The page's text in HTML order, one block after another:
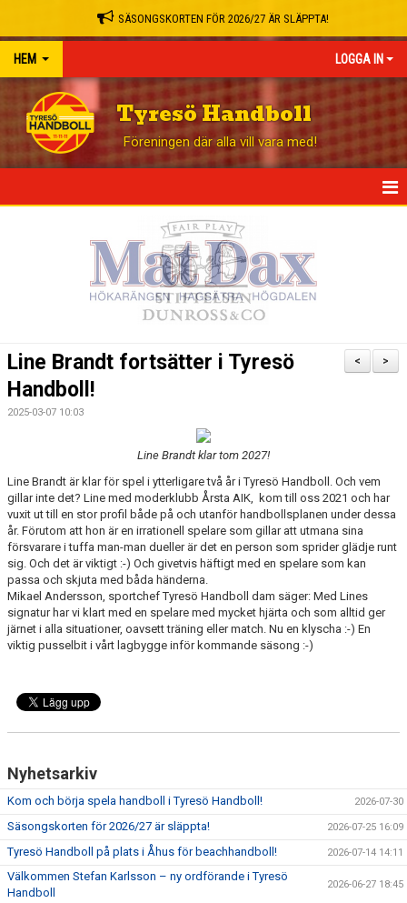
SÄSONGSKORTEN FÖR 2026/27 ÄR SLÄPPTA!
HEM LOGGA IN
Tyresö Handboll
Föreningen där alla vill vara med!
OM KLUBBEN
LÄNNA SPORT - TYRESÖ CUP
>
<
Line Brandt fortsätter i Tyresö
Handboll!
2025-03-07 10:03
Line Brandt klar tom 2027!
Line Brandt är klar för spel i ytterligare två år i Tyresö Handboll. Och vem
gillar inte det? Line med moderklubb Årsta AIK, kom till oss 2021 och har
vuxit ut till en stor profil både på och utanför handbollsplanen under dessa
år. Förutom att hon är en irrationell spelare som gillar att utmana sina
försvarare i tuffa man-man dueller är det en person som sprider glädje runt
sig. Och det är viktigt :-) Och givetvis häftigt med en spelare som kan
passa och skjuta med båda händerna.
Mikael Andersson, sportchef Tyresö Handboll dam säger: Med Lines
signatur har vi klart med en spelare med mycket hjärta och som alltid ger
järnet i alla situationer, oavsett träning eller match. Nu en klyscha :-) En
viktig pusselbit i vårt lagbygge inför kommande säsong :-)
Nyhetsarkiv
Kom och börja spela handboll i Tyresö Handboll! 2026-07-30
Säsongskorten för 2026/27 är släppta! 2026-07-25 16:09
Tyresö Handboll på plats i Åhus för beachhandboll! 2026-07-14 14:11
Välkommen Stefan Karlsson – ny ordförande i Tyresö
Handboll
2026-06-27 18:45